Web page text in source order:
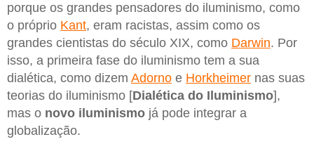
porque os grandes pensadores do iluminismo, como
o próprio Kant, eram racistas, assim como os
grandes cientistas do século XIX, como Darwin. Por
isso, a primeira fase do iluminismo tem a sua
dialética, como dizem Adorno e Horkheimer nas suas
teorias do iluminismo [Dialética do Iluminismo],
mas o novo iluminismo já pode integrar a
globalização.